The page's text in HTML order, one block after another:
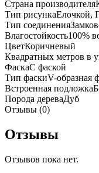
Страна производителя
Тип рисункаЕлочкой,
Тип соединения
Влагостойкость100%
ЦветКоричневый
Квадратных метров в
ФаскаС фаской
Тип фаскиV-образная
Встроенная подложка
Порода дереваДуб
Отзывы (0)
Отзывы
Отзывов пока нет.